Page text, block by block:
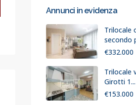
Annunci in evidenza
Trilocale
secondo
€332.000
Trilocale
Girotti 1...
€153.000